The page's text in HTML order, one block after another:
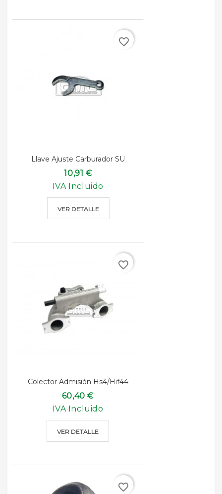
Llave Ajuste Carburador SU
10,91 €
IVA Incluido
VER DETALLE
favorite_border
Colector Admisión Hs4/Hif44
60,40 €
IVA Incluido
VER DETALLE
favorite_border
favorite_border